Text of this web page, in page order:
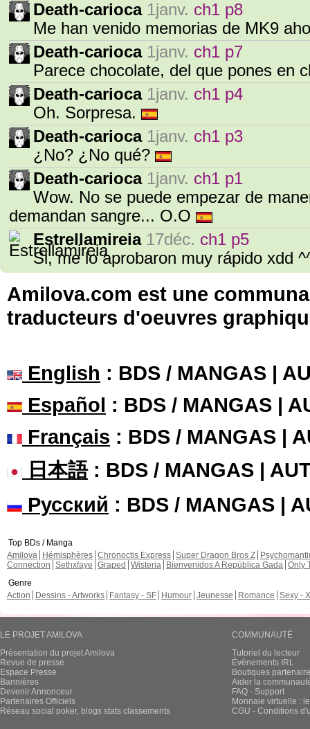
Death-carioca 1janv. ch1 p8
Me han venido memorias de MK9
Death-carioca 1janv. ch1 p7
Parece chocolate, del que pones en
Death-carioca 1janv. ch1 p4
Oh. Sorpresa.
Death-carioca 1janv. ch1 p3
¿No? ¿No qué?
Death-carioca 1janv. ch1 p1
Wow. No se puede empezar de
demandan sangre... O.O
Estrellamireia 17déc. ch1 p5
Si, me lo aprobaron muy rápido xdd
Amilova.com est une
traducteurs d'oeuvres
English : BDS / MANGAS |
Español : BDS / MANGAS |
Français : BDS / MANGAS |
日本語: BDS / MANGAS |
Русский : BDS / MANGAS |
Top BDs / Manga
Amilova
Hémisphères Chronoctis Express Super Dragon Bros Z
Connection Sethxfaye Graped Wisteria Bienvenidos A República Gada Only
Genre
Action
Dessins - Artworks Fantasy - SF Humour Jeunesse Romance Sexy -
LE PROJET AMILOVA
Présentation du projet Amilova
Revue de presse
Espace Presse
Bannières
Devenir Annonceur
Partenaires Officiels
Réseau social poker, blogs stats classements
COMMUNAUTÉ
Tutoriel du lecteur
Évènements IRL
Boutiques
Aider la
FAQ - Support
Monnaie virtuelle :
CGU - Conditions